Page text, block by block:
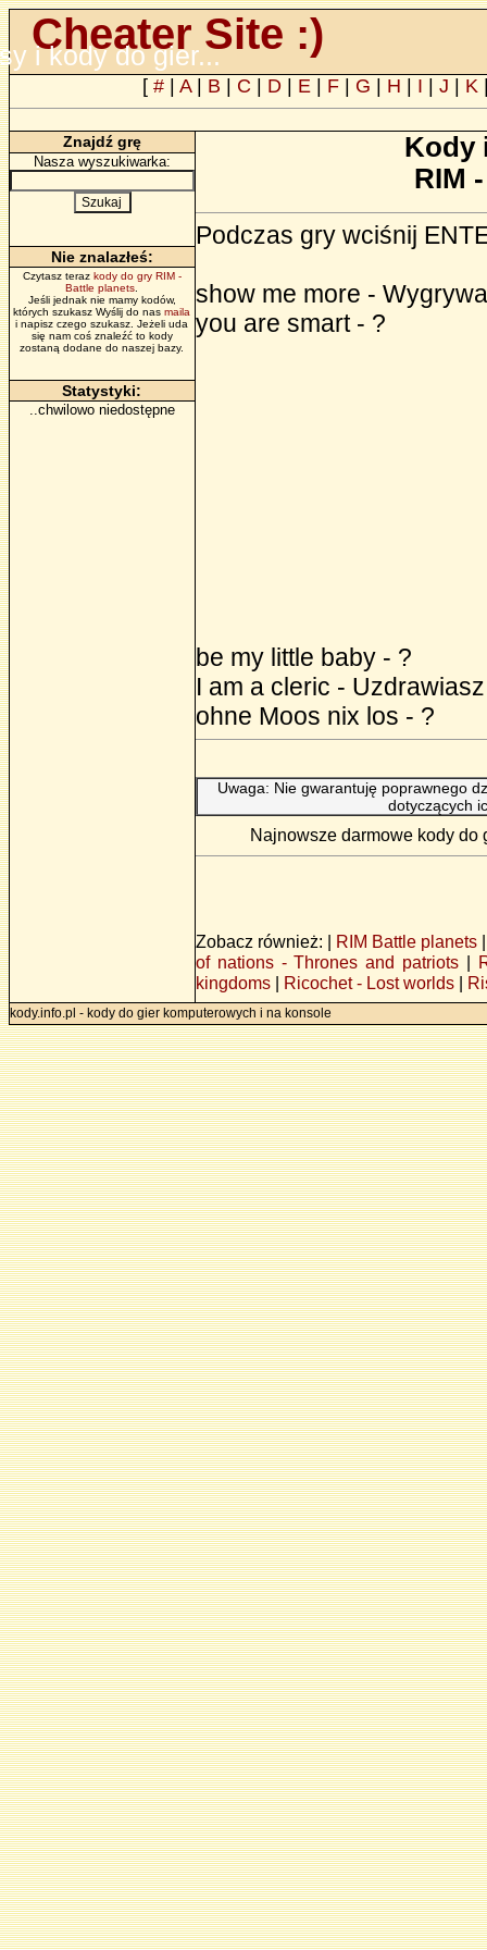
Cheater Site :)
i kody do gier...
[ # A| B C D E F G H I J K
Znajdź grę
Nasza wyszukiwarka:
Nie znalazłeś:
Czytasz teraz kody do gry RIM -
Battle planets
Jeśli jednak nie mamy kodów,
których szukasz Wyślij do nasmaila
i napisz czego szukasz. Jeżeli uda
się nam coś znaleźć to kody
zostaną dodane do naszej bazy.
Statystyki:
..chwilowo niedostępne
Kody
RIM
Podczas gry wciśnij
show me more -
you are smart - ?
be my little baby - ?
I am a cleric -
ohne Moos nix los - ?
Uwaga: Nie gwarantuję poprawnego
dotyczących
Najnowsze darmowe kody do
Zobacz również: | RIM Battle planets
of nations - Thrones and patriots |
kingdoms | Ricochet - Lost worlds |
kody.info.pl - kody do gier komputerowych i na konsole